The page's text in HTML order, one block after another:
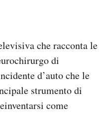
che racconta le
di
d’auto che le
strumento di
come